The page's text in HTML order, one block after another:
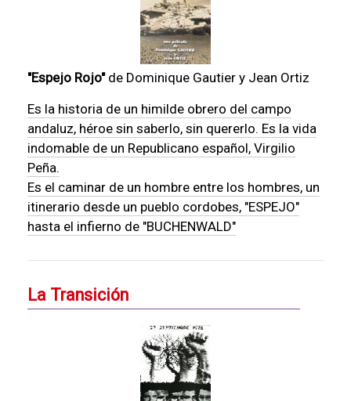
"Espejo Rojo"de Dominique Gautier y Jean Ortiz
Es la historia de un himilde obrero del campo
andaluz, héroe sin saberlo, sin quererlo. Es la vida
indomable de un Republicano español, Virgilio
Peña.
Es el caminar de un hombre entre los hombres, un
itinerario desde un pueblo cordobes, "ESPEJO"
hasta el infierno de "BUCHENWALD"
La Transición